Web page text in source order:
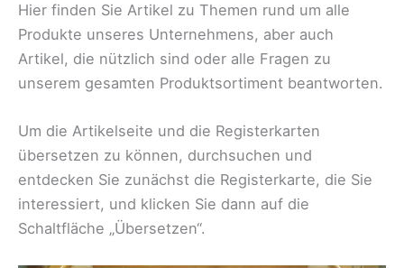
Hier finden Sie Artikel zu Themen rund um alle
Produkte unseres Unternehmens, aber auch
Artikel, die nützlich sind oder alle Fragen zu
unserem gesamten Produktsortiment beantworten.
Um die Artikelseite und die Registerkarten
übersetzen zu können, durchsuchen und
entdecken Sie zunächst die Registerkarte, die Sie
interessiert, und klicken Sie dann auf die
Schaltfläche „Übersetzen“.